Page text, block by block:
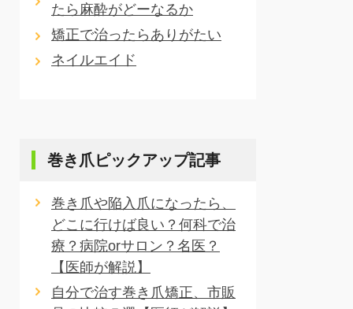
たら麻酔がどーなるか
矯正で治ったらありがたい
ネイルエイド
巻き爪ピックアップ記事
巻き爪や陥入爪になったら、
どこに行けば良い？何科で治
療？病院orサロン？名医？
【医師が解説】
自分で治す巻き爪矯正、市販